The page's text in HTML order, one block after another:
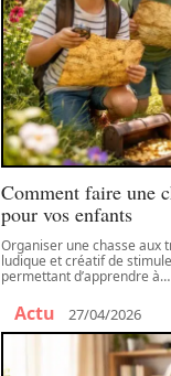
Comment faire une
pour vos enfants
Organiser une chasse aux
ludique et créatif de
permettant d’apprendre à…
Actu 27/04/2026